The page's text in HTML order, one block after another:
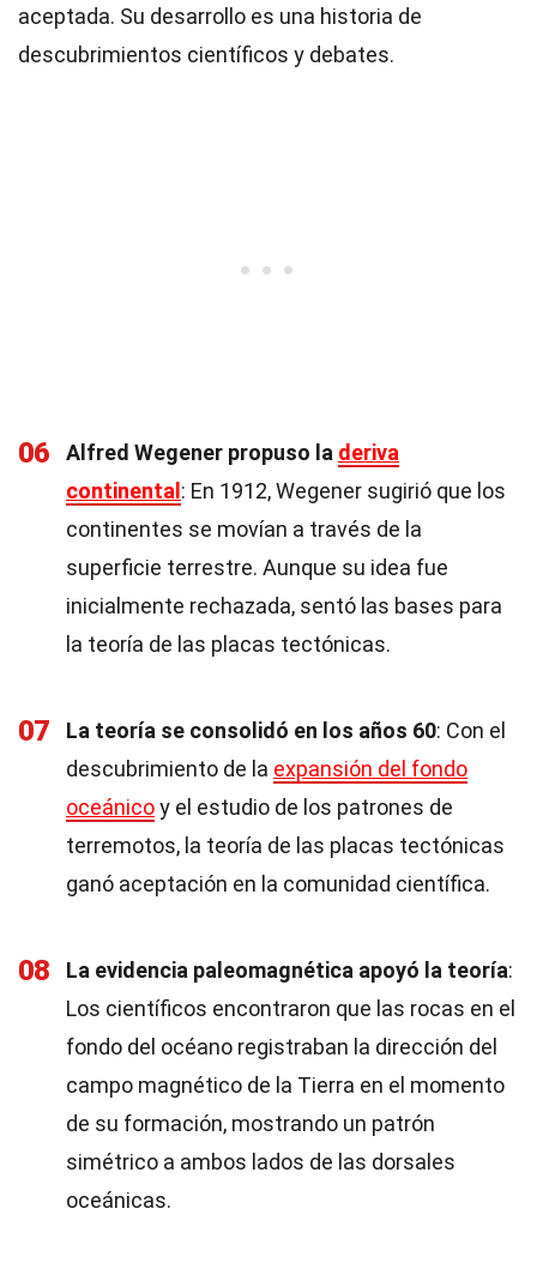
aceptada. Su desarrollo es una historia de
descubrimientos científicos y debates.
06 Alfred Wegener propuso la deriva
continental : En 1912, Wegener sugirió que los
continentes se movían a través de la
superficie terrestre. Aunque su idea fue
inicialmente rechazada, sentó las bases para
la teoría de las placas tectónicas.
07 La teoría se consolidó en los años 60: Con el
descubrimiento de la expansión del fondo
oceánicoy el estudio de los patrones de
terremotos, la teoría de las placas tectónicas
ganó aceptación en la comunidad científica.
08 La evidencia paleomagnética apoyó la teoría:
Los científicos encontraron que las rocas en el
fondo del océano registraban la dirección del
campo magnético de la Tierra en el momento
de su formación, mostrando un patrón
simétrico a ambos lados de las dorsales
oceánicas.